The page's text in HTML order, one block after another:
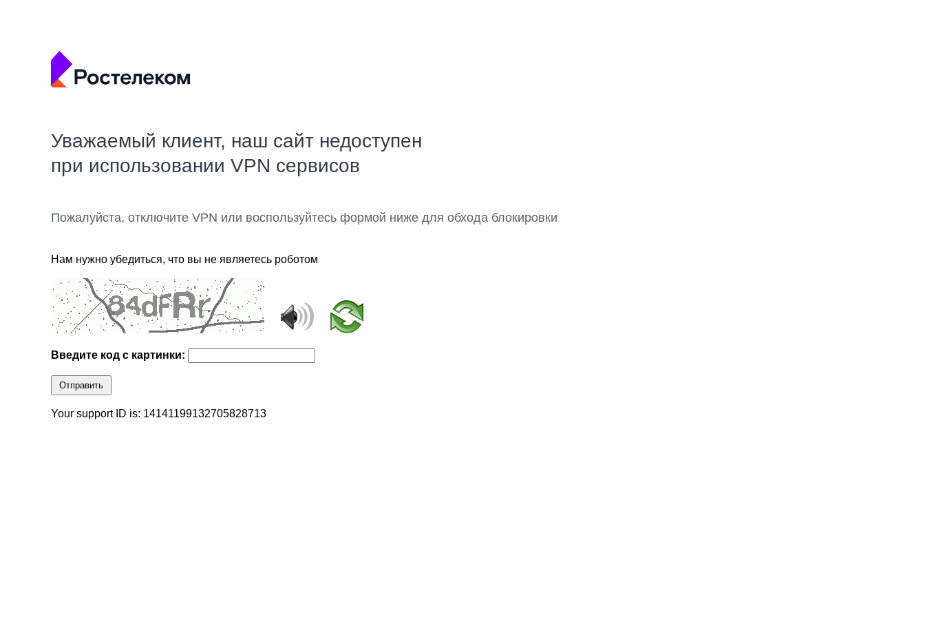
Уважаемый клиент, наш сайт недоступен
при использовании VPN сервисов
Пожалуйста, отключите VPN или воспользуйтесь формой ниже для обхода блокировки
Нам нужно убедиться, что вы не являетесь роботом
Введите код с картинки:
Отправить
Your support ID is: 14141199132705828713